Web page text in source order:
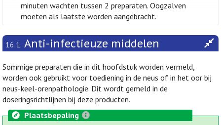
minuten wachten tussen 2 preparaten. Oogzalven
moeten als laatste worden aangebracht.
16.1. Anti-infectieuze middelen
Sommige preparaten die in dit hoofdstuk worden vermeld,
worden ook gebruikt voor toediening in de neus of in het oor bij
neus-keel-orenpathologie. Dit wordt gemeld in de
doseringsrichtlijnen bij deze producten.
Plaatsbepaling